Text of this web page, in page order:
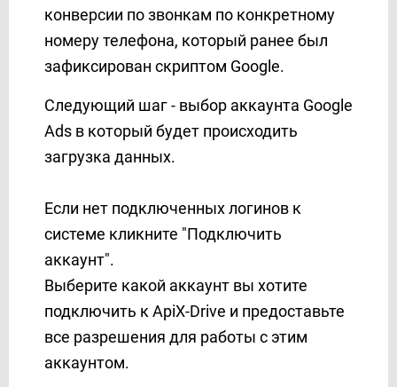
Sakari
Sempico Solutions
SendFox
SendGrid
SendPulse
ShoutOUT
SimpleTexting
Sinch
SkySMS
Slack
Smartsheet
конверсии по звонкам по конкретному
номеру телефона, который ранее был
зафиксирован скриптом Google.
Следующий шаг - выбор аккаунта Google
Ads в который будет происходить
загрузка данных.
Если нет подключенных логинов к
системе кликните "Подключить
аккаунт".
Выберите какой аккаунт вы хотите
подключить к ApiX-Drive и предоставьте
все разрешения для работы с этим
аккаунтом.